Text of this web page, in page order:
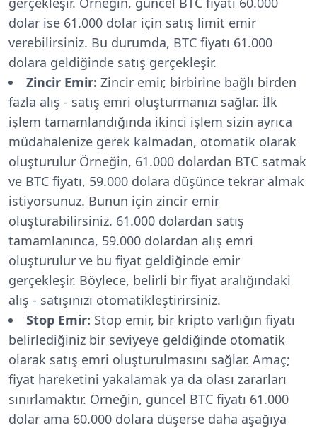
dolar ise 61.000 dolar için satış limit emir
verebilirsiniz. Bu durumda, BTC fiyatı 61.000
dolara geldiğinde satış gerçekleşir.
Zincir Emir: Zincir emir, birbirine bağlı birden
fazla alış - satış emri oluşturmanızı sağlar. İlk
işlem tamamlandığında ikinci işlem sizin ayrıca
müdahalenize gerek kalmadan, otomatik olarak
oluşturulur Örneğin, 61.000 dolardan BTC satmak
ve BTC fiyatı, 59.000 dolara düşünce tekrar almak
istiyorsunuz. Bunun için zincir emir
oluşturabilirsiniz. 61.000 dolardan satış
tamamlanınca, 59.000 dolardan alış emri
oluşturulur ve bu fiyat geldiğinde emir
gerçekleşir. Böylece, belirli bir fiyat aralığındaki
alış - satışınızı otomatikleştirirsiniz.
Stop Emir: Stop emir, bir kripto varlığın fiyatı
belirlediğiniz bir seviyeye geldiğinde otomatik
olarak satış emri oluşturulmasını sağlar. Amaç;
fiyat hareketini yakalamak ya da olası zararları
sınırlamaktır. Örneğin, güncel BTC fiyatı 61.000
dolar ama 60.000 dolara düşerse daha aşağıya